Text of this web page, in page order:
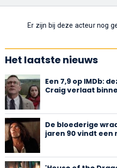
Er zijn bij deze acteur nog
Het laatste nieuws
Een 7,9 op IMDb:
Craig verlaat
De bloederige
jaren 90 vindt een